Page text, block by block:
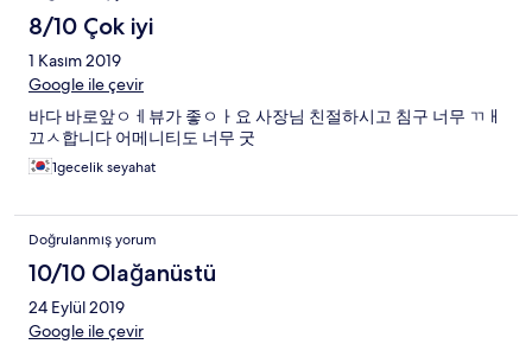
8/10 Çok iyi
1 Kasım 2019
Google ile çevir
바다 바로앞ㅇㅔ뷰가 좋ㅇㅏ요 사장님 친절하시고 침구 너무 ㄲㅐ
끄ㅅ합니다 어메니티도 너무 굿
1gecelik seyahat
Doğrulanmış yorum
10/10 Olağanüstü
24 Eylül 2019
Google ile çevir